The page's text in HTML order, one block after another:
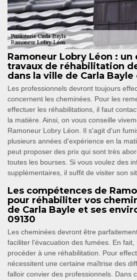
Ramoneur Lobry Léon : un
travaux de réhabilitation
dans la ville de Carla
Les professionnels devront toujours
concernent les cheminées. Pour les
effectuer les réhabilitations, il faut
la matière. Ainsi, on vous conseille
Ramoneur Lobry Léon. Il s'agit d'un
plusieurs années d'expérience en la
peut proposer des prix qui sont très
toutes les bourses. Si vous voulez des
supplémentaires, il suffit de visiter son
Les compétences de
pour réhabiliter vos
de Carla Bayle et ses
09130
Les cheminées devront être
faciliter l'évacuation des fumées. En fait,
procéder à une réhabilitation. Pour
nécessitent une certaine maîtrise des
falloir convier des professionnels. Dans